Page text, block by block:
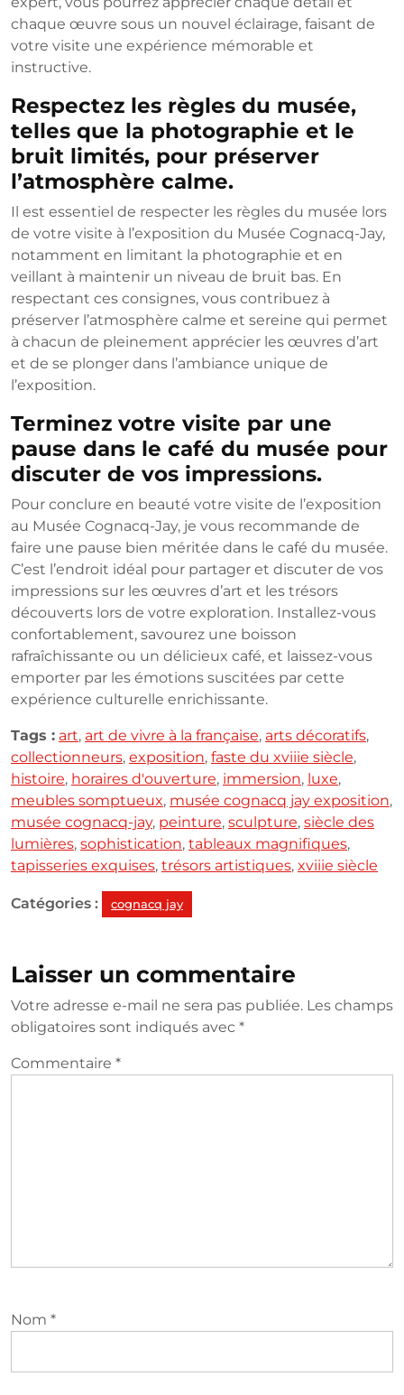
chaque œuvre sous un nouvel éclairage, faisant de
votre visite une expérience mémorable et
instructive.
Respectez les règles du musée,
telles que la photographie et le
bruit limités, pour préserver
l’atmosphère calme.
Il est essentiel de respecter les règles du musée lors
de votre visite à l’exposition du Musée Cognacq-Jay,
notamment en limitant la photographie et en
veillant à maintenir un niveau de bruit bas. En
respectant ces consignes, vous contribuez à
préserver l’atmosphère calme et sereine qui permet
à chacun de pleinement apprécier les œuvres d’art
et de se plonger dans l’ambiance unique de
l’exposition.
Terminez votre visite par une
pause dans le café du musée pour
discuter de vos impressions.
Pour conclure en beauté votre visite de l’exposition
au Musée Cognacq-Jay, je vous recommande de
faire une pause bien méritée dans le café du musée.
C’est l’endroit idéal pour partager et discuter de vos
impressions sur les œuvres d’art et les trésors
découverts lors de votre exploration. Installez-vous
confortablement, savourez une boisson
rafraîchissante ou un délicieux café, et laissez-vous
emporter par les émotions suscitées par cette
expérience culturelle enrichissante.
Tags : art, art de vivre à la française, arts décoratifs,
collectionneurs, exposition, faste du xviiie siècle,
histoire, horaires d'ouverture, immersion, luxe,
meubles somptueux, musée cognacq jay exposition,
musée cognacq-jay, peinture, sculpture, siècle des
lumières, sophistication, tableaux magnifiques,
tapisseries exquises, trésors artistiques, xviiie siècle
Catégories : cognacq jay
Laisser un commentaire
Votre adresse e-mail ne sera pas publiée. Les champs
obligatoires sont indiqués avec *
Commentaire *
Nom *